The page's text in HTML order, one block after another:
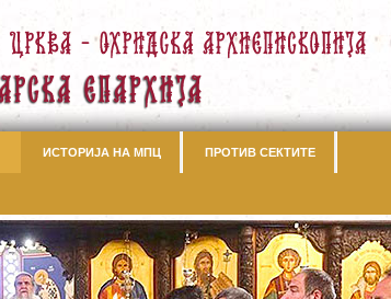
ИСТОРИЈА НА МПЦ ПРОТИВ СЕКТИТЕ